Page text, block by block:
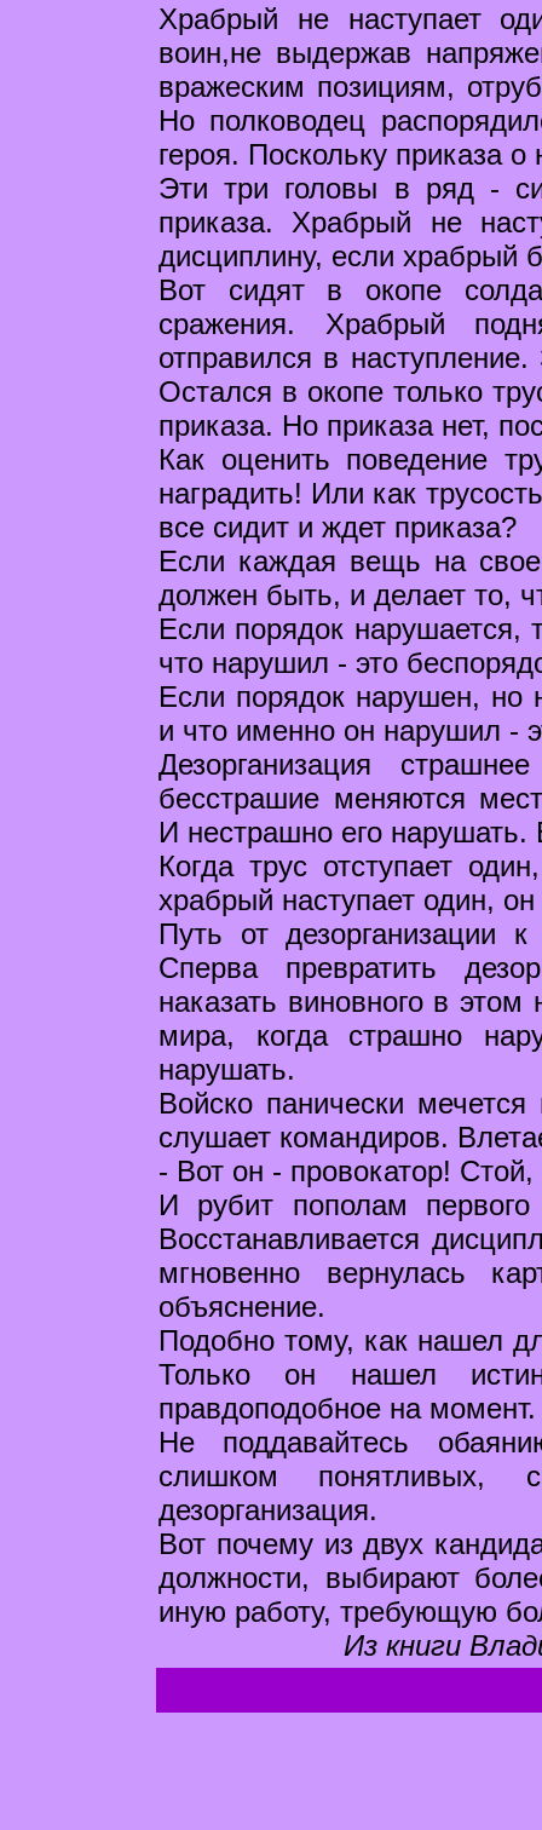
Храбрый не наступает
воин,не выдержав
вражеским позициям,
Но полководец
героя. Поскольку приказа
Эти три головы в ряд -
приказа. Храбрый не
дисциплину, если храбрый
Вот сидят в окопе
сражения. Храбрый
отправился в
Остался в окопе только
приказа. Но приказа нет,
Как оценить поведение
наградить! Или как
все сидит и ждет приказа?
Если каждая вещь на
должен быть, и делает то,
Если порядок нарушается,
что нарушил - это
Если порядок нарушен, но
и что именно он нарушил -
Дезорганизация
бесстрашие меняются
И нестрашно его нарушать.
Когда трус отступает
храбрый наступает один,
Путь от дезорганизации
Сперва превратить
наказать виновного в
мира, когда страшно
нарушать.
Войско панически
слушает командиров.
- Вот он - провокатор!
И рубит пополам первого
Восстанавливается
мгновенно вернулась
объяснение.
Подобно тому, как нашел
Только он нашел
правдоподобное на момент.
Не поддавайтесь
слишком понятливых,
дезорганизация.
Вот почему из двух
должности, выбирают
иную работу, требующую
Из книги